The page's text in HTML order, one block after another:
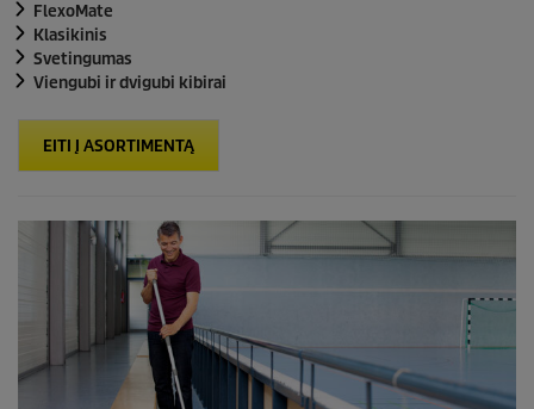
FlexoMate
Klasikinis
Svetingumas
Viengubi ir dvigubi kibirai
EITI Į ASORTIMENTĄ